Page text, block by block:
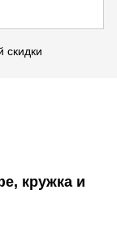
скидки
кружка и